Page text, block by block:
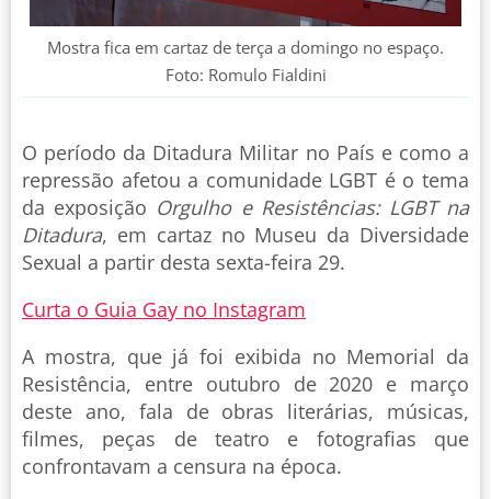
Mostra fica em cartaz de terça a domingo no espaço.
Foto: Romulo Fialdini
O período da Ditadura Militar no País e como a
repressão afetou a comunidade LGBT é o tema
da exposição Orgulho e Resistências: LGBT na
Ditadura, em cartaz no Museu da Diversidade
Sexual a partir desta sexta-feira 29.
Curta o Guia Gay no Instagram
A mostra, que já foi exibida no Memorial da
Resistência, entre outubro de 2020 e março
deste ano, fala de obras literárias, músicas,
filmes, peças de teatro e fotografias que
confrontavam a censura na época.